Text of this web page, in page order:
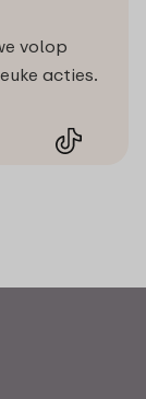
volop
acties.